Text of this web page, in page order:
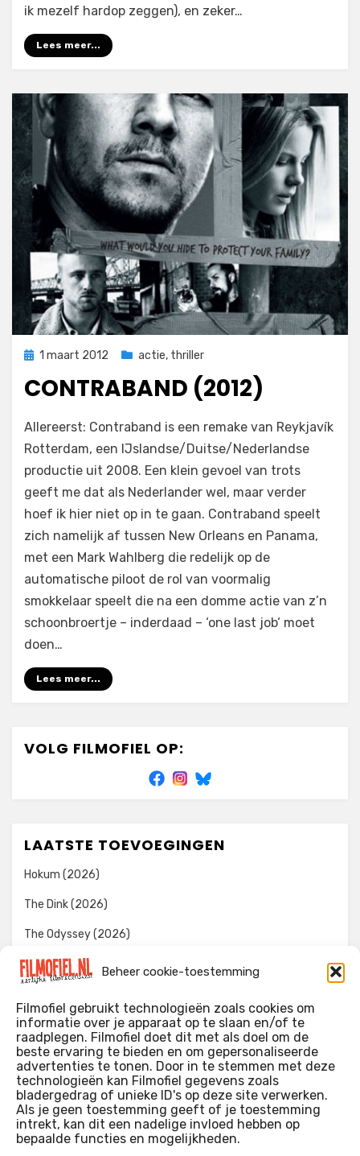
Beheer cookie-toestemming
Filmofiel gebruikt technologieën zoals cookies om
informatie over je apparaat op te slaan en/of te
raadplegen. Filmofiel doet dit met als doel om de
beste ervaring te bieden en om gepersonaliseerde
advertenties te tonen. Door in te stemmen met deze
technologieën kan Filmofiel gegevens zoals
bladergedrag of unieke ID's op deze site verwerken.
Als je geen toestemming geeft of je toestemming
intrekt, kan dit een nadelige invloed hebben op
bepaalde functies en mogelijkheden.
ik mezelf hardop zeggen), en zeker…
Lees meer...
Geplaatst
1 maart 2012 actie, thriller
CONTRABAND (2012)
Filmofiel.nl
1 reactie
op
(2012)
Allereerst: Contraband is een remake van Reykjavík
Rotterdam, een IJslandse/Duitse/Nederlandse
productie uit 2008. Een klein gevoel van trots
geeft me dat als Nederlander wel, maar verder
hoef ik hier niet op in te gaan. Contraband speelt
zich namelijk af tussen New Orleans en Panama,
met een Mark Wahlberg die redelijk op de
automatische piloot de rol van voormalig
smokkelaar speelt die na een domme actie van z’n
schoonbroertje – inderdaad – ‘one last job‘ moet
doen…
Lees meer...
VOLG FILMOFIEL OP:
LAATSTE TOEVOEGINGEN
Hokum (2026)
The Dink (2026)
The Odyssey (2026)
Evil Dead Burn (2026)
WIE IK BEN…?
Ik ben ooit begonnen met m’n recensies omdat ik zoveel
films keek dat ik af en toe niet meer wist welke ik nu wel of
niet gezien had. Ik ben een filmliefhebber, heb als hobby nog
erg lang in een videotheek gewerkt, en heb als coproducent